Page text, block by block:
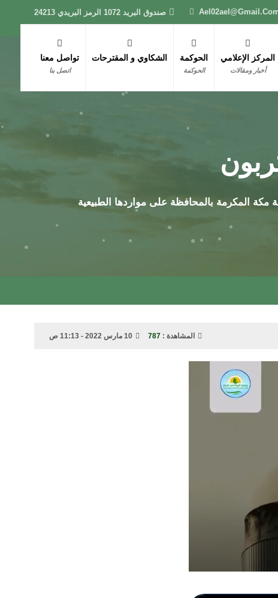
صندوق البريد 1072 الرمز البريدي 24213
المركز الإعلامي
أخبار ومقالات
الحوكمة
الحوكمة
الشكاوي و المقترحات تواصل معنا
اتصل بنا
مكة المكرمة بالمحافظة على مواردها الطبيعية
المشاهدة : 787 10 مارس 2022 - 11:13 ص